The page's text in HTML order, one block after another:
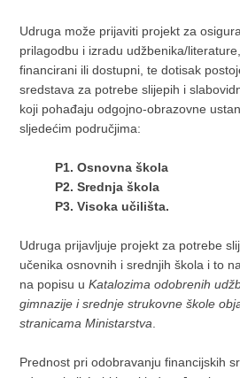
Udruga može prijaviti projekt za
prilagodbu i izradu udžbenika/
financirani ili dostupni, te dotisak
sredstava za potrebe slijepih i
koji pohađaju odgojno-obrazovne
sljedećim područjima:
P1. Osnovna škola
P2. Srednja škola
P3. Visoka učilišta.
Udruga prijavljuje projekt za potrebe
učenika osnovnih i srednjih škola i to
na popisu uKatalozima odobrenih
gimnazije i srednje strukovne škole
stranicama Ministarstva
Prednost pri odobravanju financijskih